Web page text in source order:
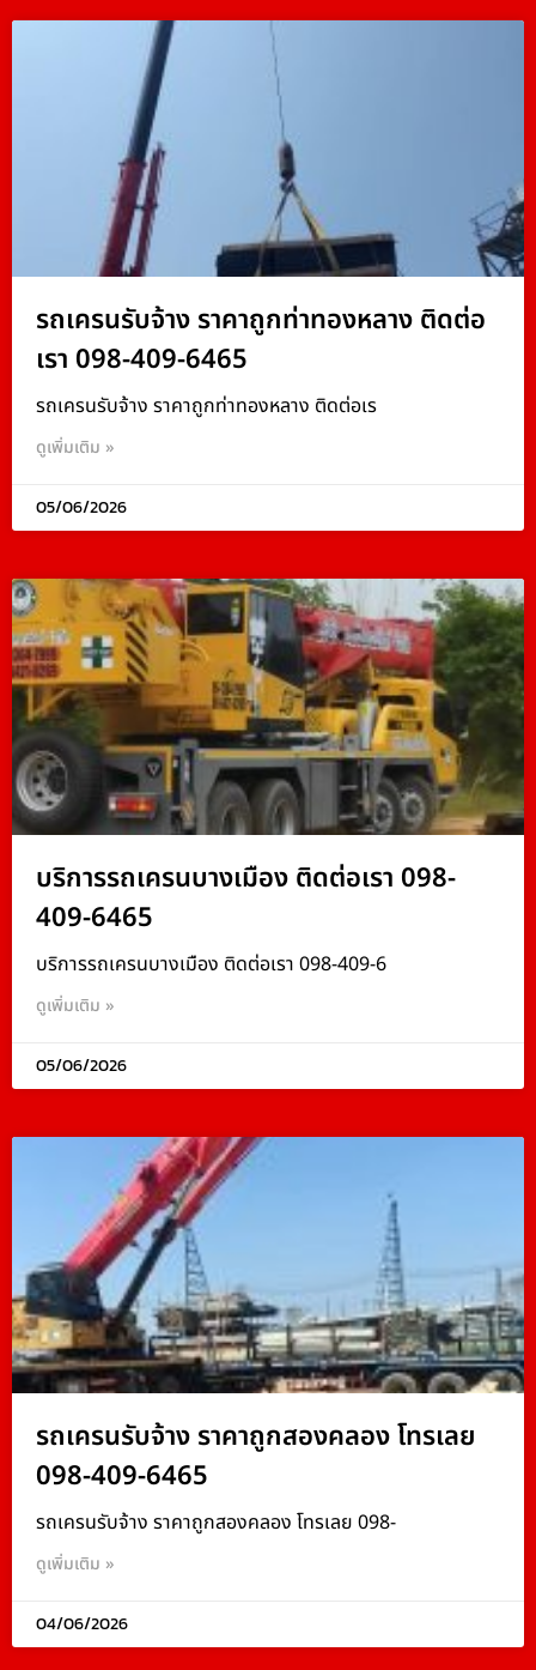
รถเครนรับจ้าง ราคาถูกท่าทองหลาง ติดต่อ
เรา 098-409-6465
รถเครนรับจ้าง ราคาถูกท่าทองหลาง ติดต่อเร
ดูเพิ่มเติม »
05/06/2026
บริการรถเครนบางเมือง ติดต่อเรา 098-
409-6465
บริการรถเครนบางเมือง ติดต่อเรา 098-409-6
ดูเพิ่มเติม »
05/06/2026
รถเครนรับจ้าง ราคาถูกสองคลอง โทรเลย
098-409-6465
รถเครนรับจ้าง ราคาถูกสองคลอง โทรเลย 098-
ดูเพิ่มเติม »
04/06/2026